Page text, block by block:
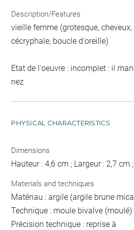
Description/Features
vieille femme (grotesque, cheveux,
cécryphale, boucle d'oreille)
Etat de l'oeuvre : incomplet : il
nez
PHYSICAL CHARACTERISTICS
Dimensions
Hauteur : 4,6 cm ; Largeur : 2,7 cm
Materials and techniques
Matériau : argile (argile brune
Technique : moule bivalve (moulé)
Précision technique : reprise à